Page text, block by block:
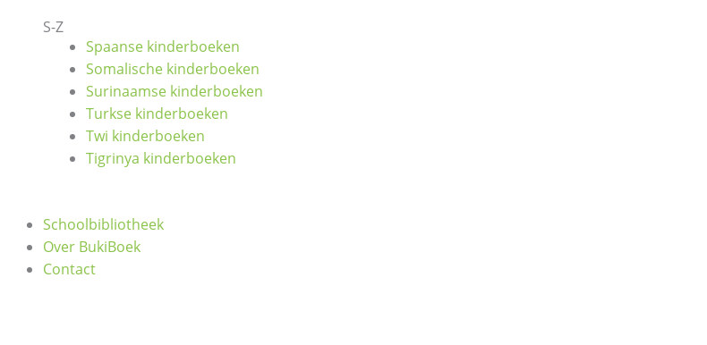
S-Z
Spaanse kinderboeken
Somalische kinderboeken
Surinaamse kinderboeken
Turkse kinderboeken
Twi kinderboeken
Tigrinya kinderboeken
Schoolbibliotheek
Over BukiBoek
Contact